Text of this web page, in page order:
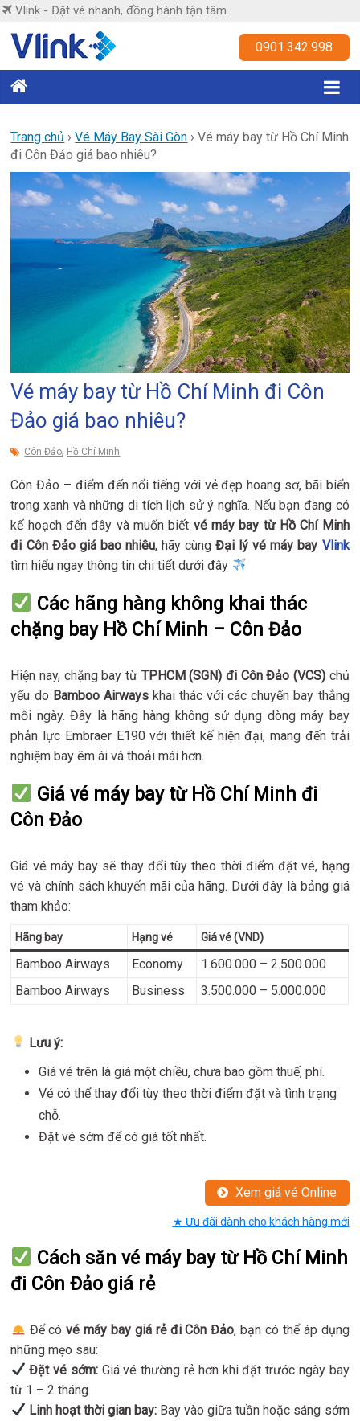
Skip
content
Vlink - Đặt vé nhanh, đồng hành tận tâm
Vlink
nhanh,
đồng
hành
tận
0901.342.998
Trang chủ ›Vé Máy Bay Sài Gòn ›Vé máy bay từ Hồ Chí Minh
đi Côn Đảo giá bao nhiêu?
Vé máy bay từ Hồ Chí Minh đi Côn
Đảo giá bao nhiêu?
Côn Đảo, Hồ Chí Minh
Côn Đảo – điểm đến nổi tiếng với vẻ đẹp hoang sơ, bãi biển
trong xanh và những di tích lịch sử ý nghĩa. Nếu bạn đang có
kế hoạch đến đây và muốn biết vé máy bay từ Hồ Chí Minh
đi Côn Đảo giá bao nhiêu, hãy cùngĐại lý vé máy bay Vlink
tìm hiểu ngay thông tin chi tiết dưới đây
Các hãng hàng không khai thác
chặng bay Hồ Chí Minh – Côn Đảo
Hiện nay, chặng bay từ TPHCM (SGN) đi Côn Đảo (VCS)chủ
yếu do Bamboo Airwayskhai thác với các chuyến bay thẳng
mỗi ngày. Đây là hãng hàng không sử dụng dòng máy bay
phản lực Embraer E190 với thiết kế hiện đại, mang đến trải
nghiệm bay êm ái và thoải mái hơn.
Giá vé máy bay từ Hồ Chí Minh đi
Côn Đảo
Giá vé máy bay sẽ thay đổi tùy theo thời điểm đặt vé, hạng
vé và chính sách khuyến mãi của hãng. Dưới đây là bảng giá
tham khảo:
Hãng bay Hạng vé Giá vé (VND)
Bamboo Airways Economy
1.600.000 – 2.500.000
Bamboo Airways
Business 3.500.000 – 5.000.000
Lưu ý:
Giá vé trên là giá một chiều, chưa bao gồm thuế, phí.
Vé có thể thay đổi tùy theo thời điểm đặt và tình trạng
chỗ.
Đặt vé sớm để có giá tốt nhất.
Xem giá vé Online
★ Ưu đãi dành cho khách hàng mới
Cách săn vé máy bay từ Hồ Chí Minh
đi Côn Đảo giá rẻ
Để cóvé máy bay giá rẻ đi Côn Đảo, bạn có thể áp dụng
những mẹo sau:
Đặt vé sớm:Giá vé thường rẻ hơn khi đặt trước ngày bay
từ 1 – 2 tháng.
Linh hoạt thời gian bay: Bay vào giữa tuần hoặc sáng sớm